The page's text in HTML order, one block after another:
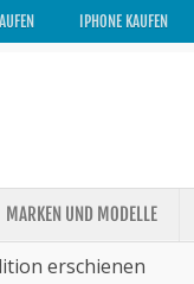
IPHONE KAUFEN
MARKEN UND MODELLE
erschienen